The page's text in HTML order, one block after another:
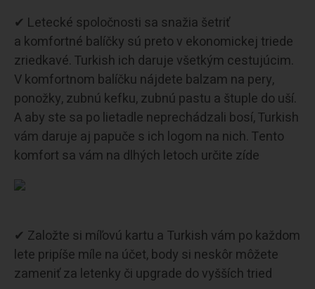
✔ Letecké spoločnosti sa snažia šetriť
a komfortné balíčky sú preto v ekonomickej triede
zriedkavé. Turkish ich daruje všetkým cestujúcim.
V komfortnom balíčku nájdete balzam na pery,
ponožky, zubnú kefku, zubnú pastu a štuple do uší.
A aby ste sa po lietadle neprechádzali bosí, Turkish
vám daruje aj papuče s ich logom na nich. Tento
komfort sa vám na dlhých letoch určite zíde
✔ Založte si míľovú kartu a Turkish vám po každom
lete pripíše míle na účet, body si neskôr môžete
zameniť za letenky či upgrade do vyšších tried